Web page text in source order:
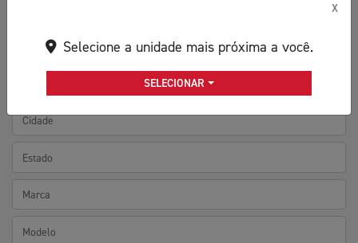
X
Selecione a unidade mais próxima a você.
SELECIONAR